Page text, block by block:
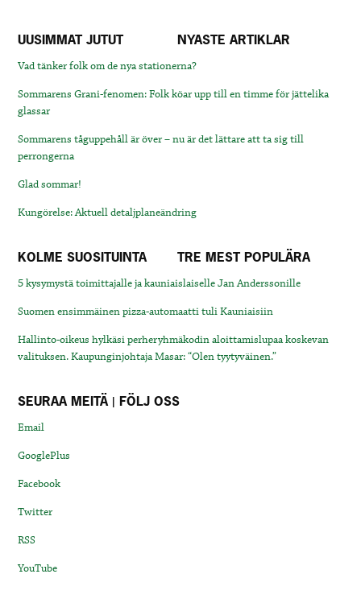
UUSIMMAT JUTUT NYASTE ARTIKLAR
Vad tänker folk om de nya stationerna?
Sommarens Grani-fenomen: Folk köar upp till en timme för jättelika
glassar
Sommarens tåguppehåll är över – nu är det lättare att ta sig till
perrongerna
Glad sommar!
Kungörelse: Aktuell detaljplaneändring
KOLME SUOSITUINTA TRE MEST POPULÄRA
5 kysymystä toimittajalle ja kauniaislaiselle Jan Anderssonille
Suomen ensimmäinen pizza-automaatti tuli Kauniaisiin
Hallinto-oikeus hylkäsi perheryhmäkodin aloittamislupaa koskevan
valituksen. Kaupunginjohtaja Masar: “Olen tyytyväinen.”
SEURAA MEITÄ | FÖLJ OSS
Email
GooglePlus
Facebook
Twitter
RSS
YouTube